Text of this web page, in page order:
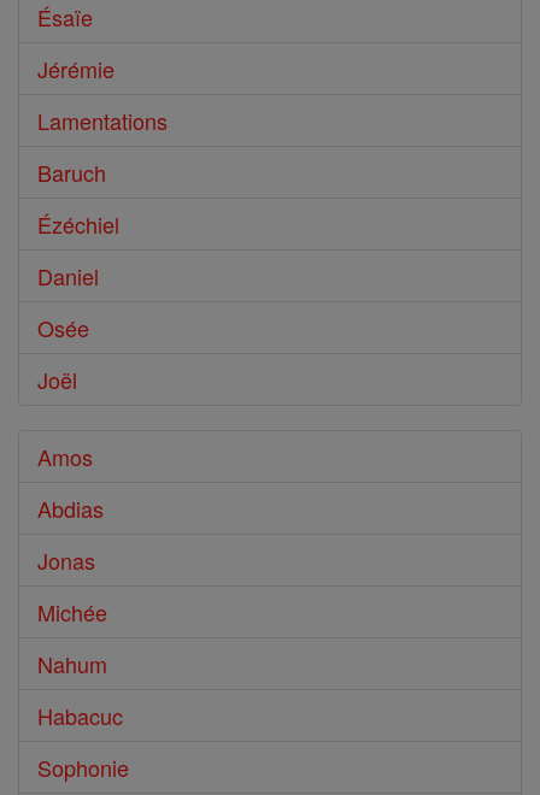
Ésaïe
Jérémie
Lamentations
Baruch
Ézéchiel
Daniel
Osée
Joël
Amos
Abdias
Jonas
Michée
Nahum
Habacuc
Sophonie